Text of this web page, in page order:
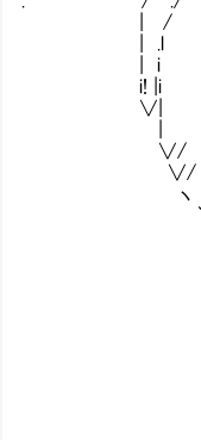
| / .|⌒ ∨/ | '.
| .l .|
| i | ヽ / .|i
i! |i
∨| .|┃ ┃ .
|
∨/ |￣￣
∨/ ＼ ＿＿
ヽ | /ニﾆ
＼}＼/ __/ﾆ
{＿＿ﾄ､
/:::::::::／
|:::::::/
|::::/:::::::::::/
ヽ
￣